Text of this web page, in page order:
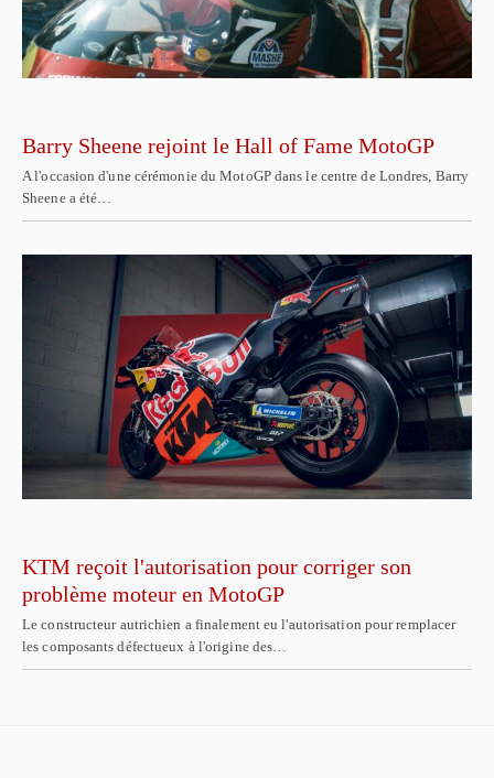
Barry Sheene rejoint le Hall of Fame MotoGP
A l'occasion d'une cérémonie du MotoGP dans le centre de Londres, Barry
Sheene a été…
KTM reçoit l'autorisation pour corriger son
problème moteur en MotoGP
Le constructeur autrichien a finalement eu l'autorisation pour remplacer
les composants défectueux à l'origine des…